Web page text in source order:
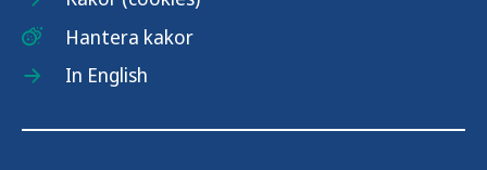
Hantera kakor
In English